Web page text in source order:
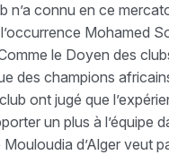
n’a connu en ce
Mohamed
le Doyen des
des champions
ont jugé que
un plus à l’équipe
d’Alger veut